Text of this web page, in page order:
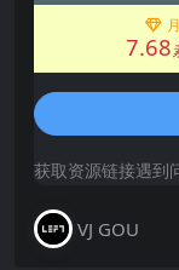
7.68
获取资源链接遇到
VJ GOU